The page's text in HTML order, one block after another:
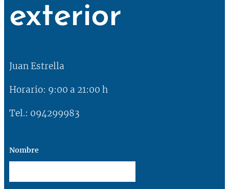
exterior
Juan Estrella
Horario: 9:00 a 21:00 h
Tel.: 094299983
Nombre